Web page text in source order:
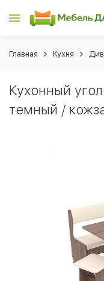
Главная Кухня
Кухонный
темный /